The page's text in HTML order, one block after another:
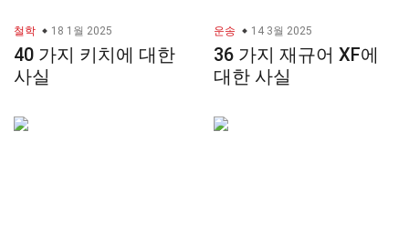
철학 18 1월 2025
40 가지 키치에 대한
사실
운송 14 3월 2025
36 가지 재규어 XF에
대한 사실